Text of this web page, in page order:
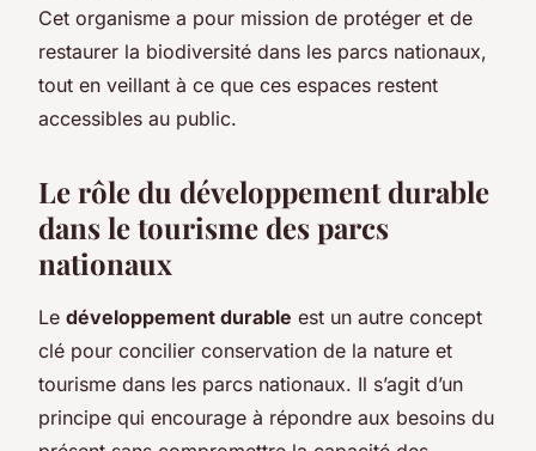
Cet organisme a pour mission de protéger et de
restaurer la biodiversité dans les parcs nationaux,
tout en veillant à ce que ces espaces restent
accessibles au public.
Le rôle du développement durable
dans le tourisme des parcs
nationaux
Le développement durable est un autre concept
clé pour concilier conservation de la nature et
tourisme dans les parcs nationaux. Il s’agit d’un
principe qui encourage à répondre aux besoins du